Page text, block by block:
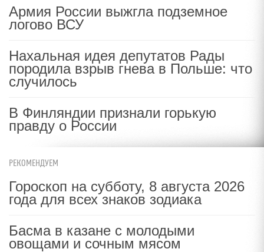
Армия России выжгла подземное
логово ВСУ
Нахальная идея депутатов Рады
породила взрыв гнева в Польше: что
случилось
В Финляндии признали горькую
правду о России
РЕКОМЕНДУЕМ
Гороскоп на субботу, 8 августа 2026
года для всех знаков зодиака
Басма в казане с молодыми
овощами и сочным мясом